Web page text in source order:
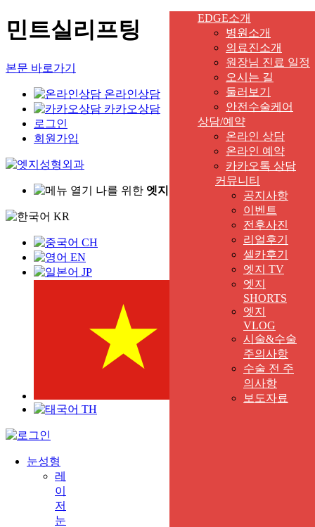
민트실리프팅
본문 바로가기
온라인상담
카카오상담
로그인
회원가입
나를 위한 엣지 있는 시술은?
KR
CH
EN
JP
VN
TH
눈성형
레
이
저
눈
EDGE소개
병원소개
의료진소개
원장님 진료 일정
오시는 길
둘러보기
안전수술케어
상담/예약
온라인 상담
온라인 예약
카카오톡 상담
커뮤니티
공지사항
이벤트
전후사진
리얼후기
셀카후기
엣지 TV
엣지
SHORTS
엣지
VLOG
시술&수술
주의사항
수술 전 주
의사항
보도자료